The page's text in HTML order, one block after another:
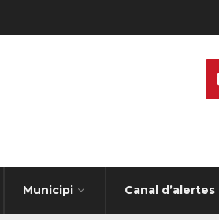
Municipi Canal d’alertes